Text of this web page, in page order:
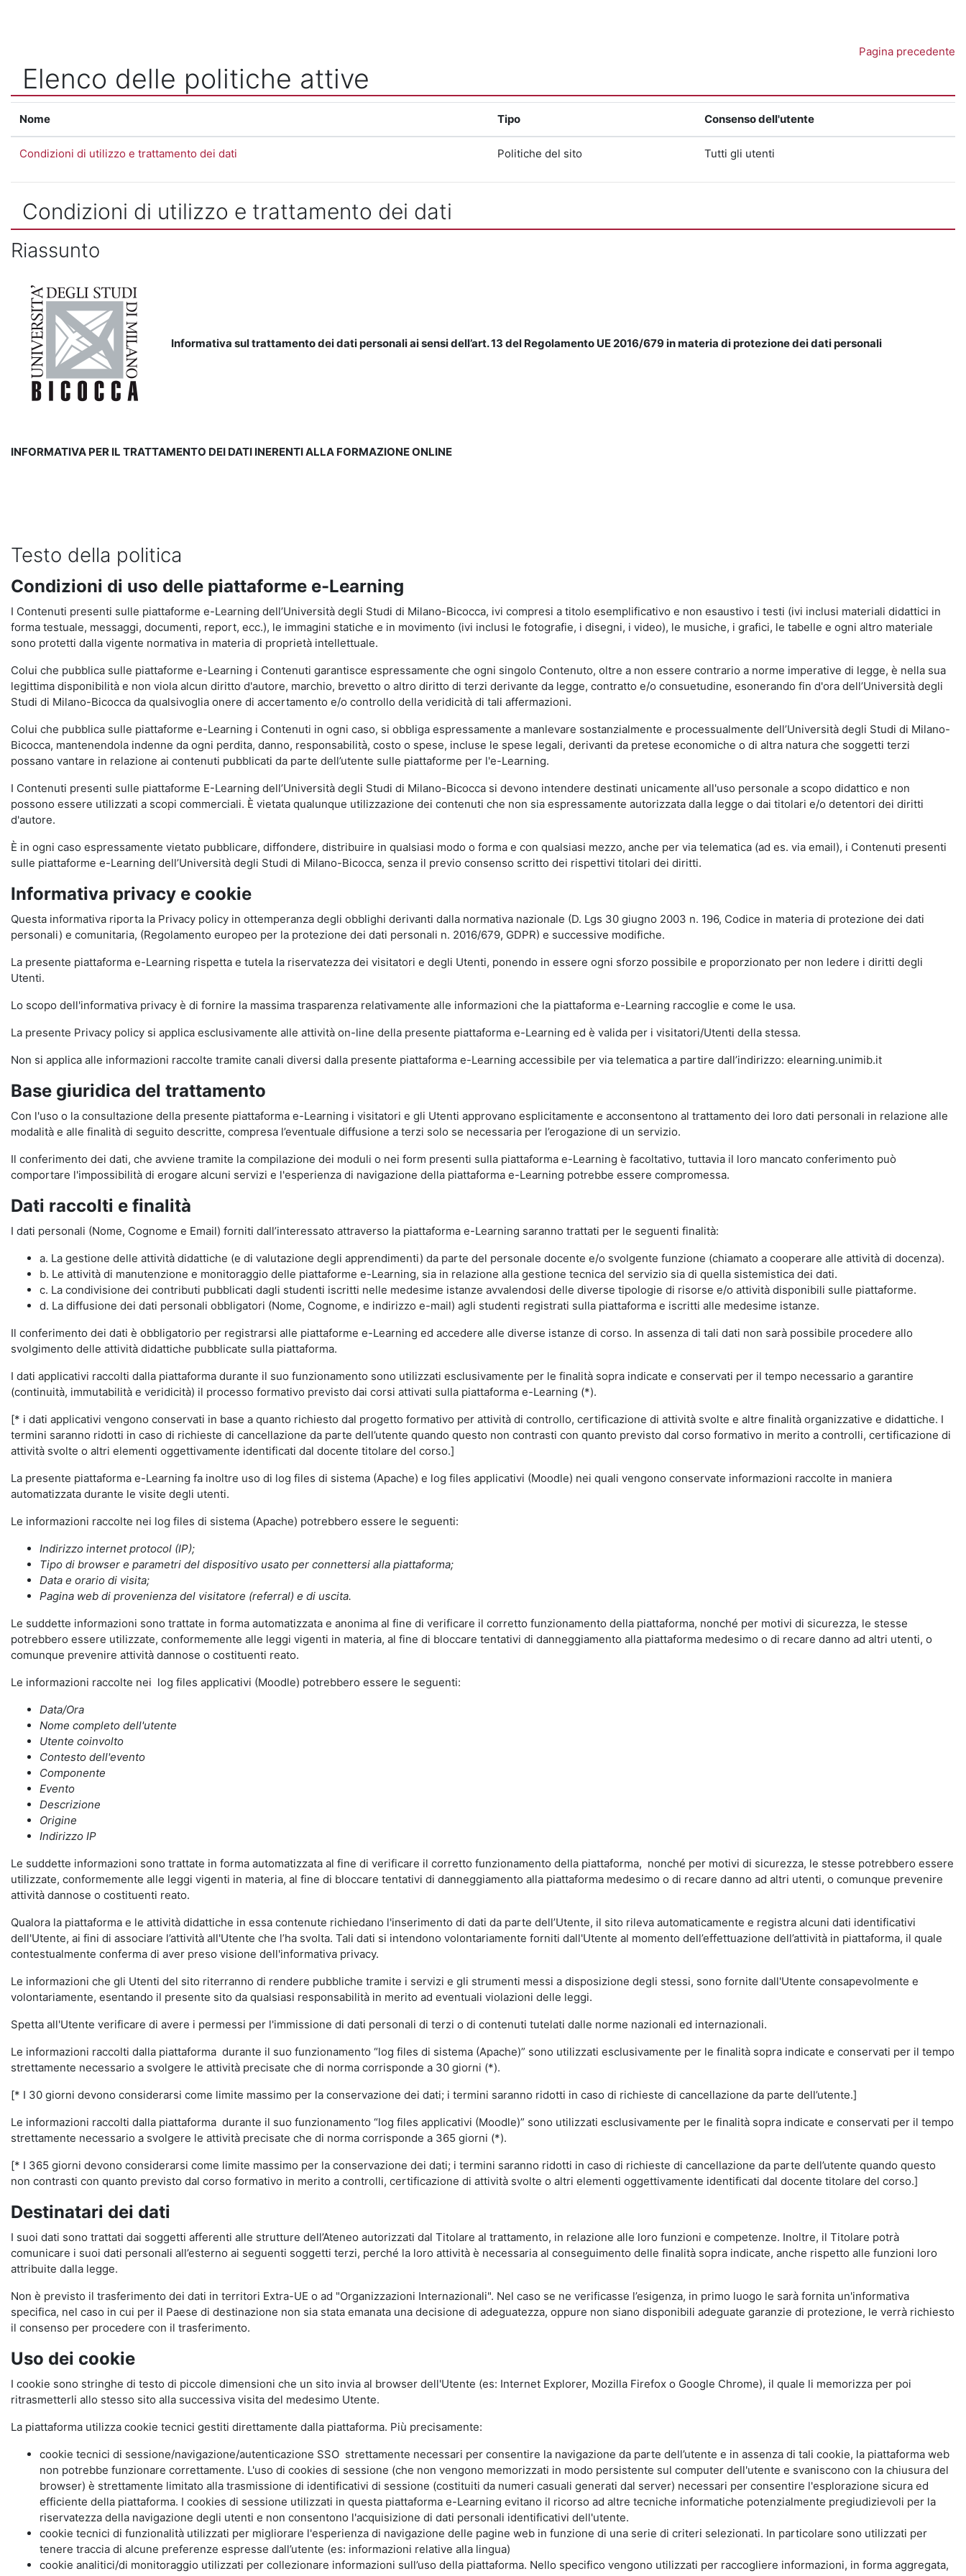
Pagina precedente
Elenco delle politiche attive
Nome Tipo Consenso dell'utente
Condizioni di utilizzo e trattamento dei dati Politiche del sito Tutti gli utenti
Condizioni di utilizzo e trattamento dei dati
Riassunto
Informativa sul trattamento dei dati personali ai sensi dell’art. 13 del Regolamento UE 2016/679 in materia di protezione dei dati personali
INFORMATIVA PER IL TRATTAMENTO DEI DATI INERENTI ALLA FORMAZIONE ONLINE
Testo della politica
Condizioni di uso delle piattaforme e-Learning
I Contenuti presenti sulle piattaforme e-Learning dell’Università degli Studi di Milano-Bicocca, ivi compresi a titolo esemplificativo e non esaustivo i testi (ivi inclusi materiali didattici in
forma testuale, messaggi, documenti, report, ecc.), le immagini statiche e in movimento (ivi inclusi le fotografie, i disegni, i video), le musiche, i grafici, le tabelle e ogni altro materiale
sono protetti dalla vigente normativa in materia di proprietà intellettuale.
Colui che pubblica sulle piattaforme e-Learning i Contenuti garantisce espressamente che ogni singolo Contenuto, oltre a non essere contrario a norme imperative di legge, è nella sua
legittima disponibilità e non viola alcun diritto d'autore, marchio, brevetto o altro diritto di terzi derivante da legge, contratto e/o consuetudine, esonerando fin d'ora dell’Università degli
Studi di Milano-Bicocca da qualsivoglia onere di accertamento e/o controllo della veridicità di tali affermazioni.
Colui che pubblica sulle piattaforme e-Learning i Contenuti in ogni caso, si obbliga espressamente a manlevare sostanzialmente e processualmente dell’Università degli Studi di Milano-
Bicocca, mantenendola indenne da ogni perdita, danno, responsabilità, costo o spese, incluse le spese legali, derivanti da pretese economiche o di altra natura che soggetti terzi
possano vantare in relazione ai contenuti pubblicati da parte dell’utente sulle piattaforme per l'e-Learning.
I Contenuti presenti sulle piattaforme E-Learning dell’Università degli Studi di Milano-Bicocca si devono intendere destinati unicamente all'uso personale a scopo didattico e non
possono essere utilizzati a scopi commerciali. È vietata qualunque utilizzazione dei contenuti che non sia espressamente autorizzata dalla legge o dai titolari e/o detentori dei diritti
d'autore.
È in ogni caso espressamente vietato pubblicare, diffondere, distribuire in qualsiasi modo o forma e con qualsiasi mezzo, anche per via telematica (ad es. via email), i Contenuti presenti
sulle piattaforme e-Learning dell’Università degli Studi di Milano-Bicocca, senza il previo consenso scritto dei rispettivi titolari dei diritti.
Informativa privacy e cookie
Questa informativa riporta la Privacy policy in ottemperanza degli obblighi derivanti dalla normativa nazionale (D. Lgs 30 giugno 2003 n. 196, Codice in materia di protezione dei dati
personali) e comunitaria, (Regolamento europeo per la protezione dei dati personali n. 2016/679, GDPR) e successive modifiche.
La presente piattaforma e-Learning rispetta e tutela la riservatezza dei visitatori e degli Utenti, ponendo in essere ogni sforzo possibile e proporzionato per non ledere i diritti degli
Utenti.
Lo scopo dell'informativa privacy è di fornire la massima trasparenza relativamente alle informazioni che la piattaforma e-Learning raccoglie e come le usa.
La presente Privacy policy si applica esclusivamente alle attività on-line della presente piattaforma e-Learning ed è valida per i visitatori/Utenti della stessa.
Non si applica alle informazioni raccolte tramite canali diversi dalla presente piattaforma e-Learning accessibile per via telematica a partire dall’indirizzo: elearning.unimib.it
Base giuridica del trattamento
Con l'uso o la consultazione della presente piattaforma e-Learning i visitatori e gli Utenti approvano esplicitamente e acconsentono al trattamento dei loro dati personali in relazione alle
modalità e alle finalità di seguito descritte, compresa l’eventuale diffusione a terzi solo se necessaria per l’erogazione di un servizio.
Il conferimento dei dati, che avviene tramite la compilazione dei moduli o nei form presenti sulla piattaforma e-Learning è facoltativo, tuttavia il loro mancato conferimento può
comportare l'impossibilità di erogare alcuni servizi e l'esperienza di navigazione della piattaforma e-Learning potrebbe essere compromessa.
Dati raccolti e finalità
I dati personali (Nome, Cognome e Email) forniti dall’interessato attraverso la piattaforma e-Learning saranno trattati per le seguenti finalità:
a. La gestione delle attività didattiche (e di valutazione degli apprendimenti) da parte del personale docente e/o svolgente funzione (chiamato a cooperare alle attività di docenza).
b. Le attività di manutenzione e monitoraggio delle piattaforme e-Learning, sia in relazione alla gestione tecnica del servizio sia di quella sistemistica dei dati.
c. La condivisione dei contributi pubblicati dagli studenti iscritti nelle medesime istanze avvalendosi delle diverse tipologie di risorse e/o attività disponibili sulle piattaforme.
d. La diffusione dei dati personali obbligatori (Nome, Cognome, e indirizzo e-mail) agli studenti registrati sulla piattaforma e iscritti alle medesime istanze.
Il conferimento dei dati è obbligatorio per registrarsi alle piattaforme e-Learning ed accedere alle diverse istanze di corso. In assenza di tali dati non sarà possibile procedere allo
svolgimento delle attività didattiche pubblicate sulla piattaforma.
I dati applicativi raccolti dalla piattaforma durante il suo funzionamento sono utilizzati esclusivamente per le finalità sopra indicate e conservati per il tempo necessario a garantire
(continuità, immutabilità e veridicità) il processo formativo previsto dai corsi attivati sulla piattaforma e-Learning (*).
[* i dati applicativi vengono conservati in base a quanto richiesto dal progetto formativo per attività di controllo, certificazione di attività svolte e altre finalità organizzative e didattiche. I
termini saranno ridotti in caso di richieste di cancellazione da parte dell’utente quando questo non contrasti con quanto previsto dal corso formativo in merito a controlli, certificazione di
attività svolte o altri elementi oggettivamente identificati dal docente titolare del corso.]
La presente piattaforma e-Learning fa inoltre uso di log files di sistema (Apache) e log files applicativi (Moodle) nei quali vengono conservate informazioni raccolte in maniera
automatizzata durante le visite degli utenti.
Le informazioni raccolte nei log files di sistema (Apache) potrebbero essere le seguenti:
Indirizzo internet protocol (IP);
Tipo di browser e parametri del dispositivo usato per connettersi alla piattaforma;
Data e orario di visita;
Pagina web di provenienza del visitatore (referral) e di uscita.
Le suddette informazioni sono trattate in forma automatizzata e anonima al fine di verificare il corretto funzionamento della piattaforma, nonché per motivi di sicurezza, le stesse
potrebbero essere utilizzate, conformemente alle leggi vigenti in materia, al fine di bloccare tentativi di danneggiamento alla piattaforma medesimo o di recare danno ad altri utenti, o
comunque prevenire attività dannose o costituenti reato.
Le informazioni raccolte nei log files applicativi (Moodle) potrebbero essere le seguenti:
Data/Ora
Nome completo dell'utente
Utente coinvolto
Contesto dell'evento
Componente
Evento
Descrizione
Origine
Indirizzo IP
Le suddette informazioni sono trattate in forma automatizzata al fine di verificare il corretto funzionamento della piattaforma, nonché per motivi di sicurezza, le stesse potrebbero essere
utilizzate, conformemente alle leggi vigenti in materia, al fine di bloccare tentativi di danneggiamento alla piattaforma medesimo o di recare danno ad altri utenti, o comunque prevenire
attività dannose o costituenti reato.
Qualora la piattaforma e le attività didattiche in essa contenute richiedano l'inserimento di dati da parte dell’Utente, il sito rileva automaticamente e registra alcuni dati identificativi
dell'Utente, ai fini di associare l’attività all'Utente che l’ha svolta. Tali dati si intendono volontariamente forniti dall'Utente al momento dell’effettuazione dell’attività in piattaforma, il quale
contestualmente conferma di aver preso visione dell'informativa privacy.
Le informazioni che gli Utenti del sito riterranno di rendere pubbliche tramite i servizi e gli strumenti messi a disposizione degli stessi, sono fornite dall'Utente consapevolmente e
volontariamente, esentando il presente sito da qualsiasi responsabilità in merito ad eventuali violazioni delle leggi.
Spetta all'Utente verificare di avere i permessi per l'immissione di dati personali di terzi o di contenuti tutelati dalle norme nazionali ed internazionali.
Le informazioni raccolti dalla piattaforma durante il suo funzionamento “log files di sistema (Apache)” sono utilizzati esclusivamente per le finalità sopra indicate e conservati per il tempo
strettamente necessario a svolgere le attività precisate che di norma corrisponde a 30 giorni (*).
[* I 30 giorni devono considerarsi come limite massimo per la conservazione dei dati; i termini saranno ridotti in caso di richieste di cancellazione da parte dell’utente.]
Le informazioni raccolti dalla piattaforma durante il suo funzionamento “log files applicativi (Moodle)” sono utilizzati esclusivamente per le finalità sopra indicate e conservati per il tempo
strettamente necessario a svolgere le attività precisate che di norma corrisponde a 365 giorni (*).
[* I 365 giorni devono considerarsi come limite massimo per la conservazione dei dati; i termini saranno ridotti in caso di richieste di cancellazione da parte dell’utente quando questo
non contrasti con quanto previsto dal corso formativo in merito a controlli, certificazione di attività svolte o altri elementi oggettivamente identificati dal docente titolare del corso.]
Destinatari dei dati
I suoi dati sono trattati dai soggetti afferenti alle strutture dell’Ateneo autorizzati dal Titolare al trattamento, in relazione alle loro funzioni e competenze. Inoltre, il Titolare potrà
comunicare i suoi dati personali all’esterno ai seguenti soggetti terzi, perché la loro attività è necessaria al conseguimento delle finalità sopra indicate, anche rispetto alle funzioni loro
attribuite dalla legge.
Non è previsto il trasferimento dei dati in territori Extra-UE o ad "Organizzazioni Internazionali". Nel caso se ne verificasse l’esigenza, in primo luogo le sarà fornita un'informativa
specifica, nel caso in cui per il Paese di destinazione non sia stata emanata una decisione di adeguatezza, oppure non siano disponibili adeguate garanzie di protezione, le verrà richiesto
il consenso per procedere con il trasferimento.
Uso dei cookie
I cookie sono stringhe di testo di piccole dimensioni che un sito invia al browser dell'Utente (es: Internet Explorer, Mozilla Firefox o Google Chrome), il quale li memorizza per poi
ritrasmetterli allo stesso sito alla successiva visita del medesimo Utente.
La piattaforma utilizza cookie tecnici gestiti direttamente dalla piattaforma. Più precisamente:
cookie tecnici di sessione/navigazione/autenticazione SSO strettamente necessari per consentire la navigazione da parte dell’utente e in assenza di tali cookie, la piattaforma web
non potrebbe funzionare correttamente. L'uso di cookies di sessione (che non vengono memorizzati in modo persistente sul computer dell'utente e svaniscono con la chiusura del
browser) è strettamente limitato alla trasmissione di identificativi di sessione (costituiti da numeri casuali generati dal server) necessari per consentire l'esplorazione sicura ed
efficiente della piattaforma. I cookies di sessione utilizzati in questa piattaforma e-Learning evitano il ricorso ad altre tecniche informatiche potenzialmente pregiudizievoli per la
riservatezza della navigazione degli utenti e non consentono l'acquisizione di dati personali identificativi dell'utente.
cookie tecnici di funzionalità utilizzati per migliorare l'esperienza di navigazione delle pagine web in funzione di una serie di criteri selezionati. In particolare sono utilizzati per
tenere traccia di alcune preferenze espresse dall’utente (es: informazioni relative alla lingua)
cookie analitici/di monitoraggio utilizzati per collezionare informazioni sull’uso della piattaforma. Nello specifico vengono utilizzati per raccogliere informazioni, in forma aggregata,